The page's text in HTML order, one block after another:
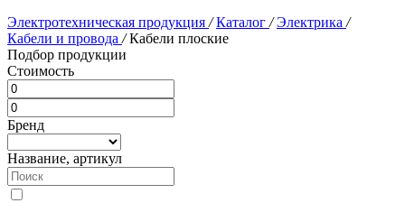
Электротехническая продукция / Каталог / Электрика /
Кабели и провода / Кабели плоские
Подбор продукции
Стоимость
Бренд
Название, артикул